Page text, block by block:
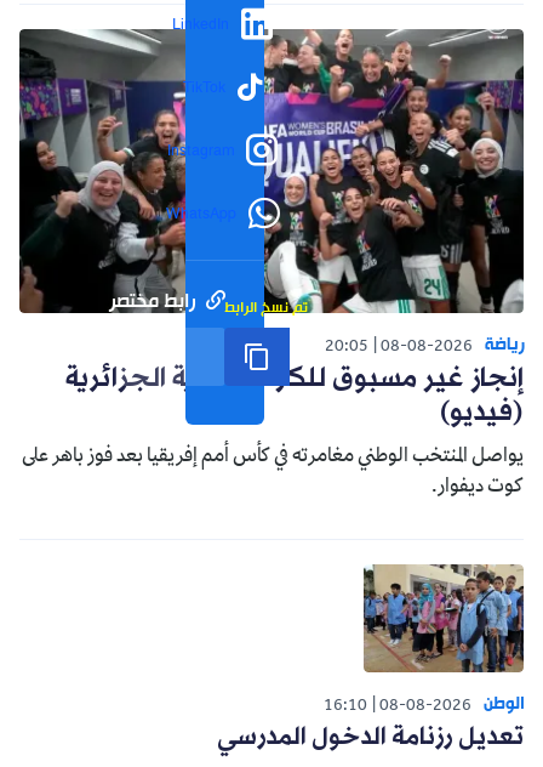
LinkedIn
TikTok
Instagram
WhatsApp
رابط مختصر تم نسخ الرابط
رياضة 08-08-2026
20:05
إنجاز غير مسبوق للكرة النسوية الجزائرية
(فيديو)
يواصل المنتخب الوطني مغامرته في كأس أمم إفريقيا بعد فوز باهر على
كوت ديفوار.
الوطن 08-08-2026
16:10
تعديل رزنامة الدخول المدرسي